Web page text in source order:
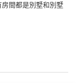
間都是別墅和別墅